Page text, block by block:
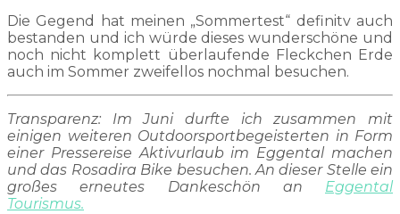
Die Gegend hat meinen „Sommertest“ definitv auch
bestanden und ich würde dieses wunderschöne und
noch nicht komplett überlaufende Fleckchen Erde
auch im Sommer zweifellos nochmal besuchen.
Transparenz: Im Juni durfte ich zusammen mit
einigen weiteren Outdoorsportbegeisterten in Form
einer Pressereise Aktivurlaub im Eggental machen
und das Rosadira Bike besuchen. An dieser Stelle ein
großes erneutes Dankeschön an Eggental
Tourismus.